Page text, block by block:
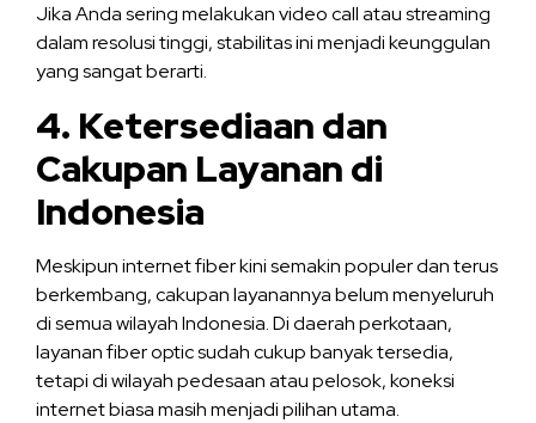
Jika Anda sering melakukan video call atau streaming
dalam resolusi tinggi, stabilitas ini menjadi keunggulan
yang sangat berarti.
4. Ketersediaan dan
Cakupan Layanan di
Indonesia
Meskipun internet fiber kini semakin populer dan terus
berkembang, cakupan layanannya belum menyeluruh
di semua wilayah Indonesia. Di daerah perkotaan,
layanan fiber optic sudah cukup banyak tersedia,
tetapi di wilayah pedesaan atau pelosok, koneksi
internet biasa masih menjadi pilihan utama.